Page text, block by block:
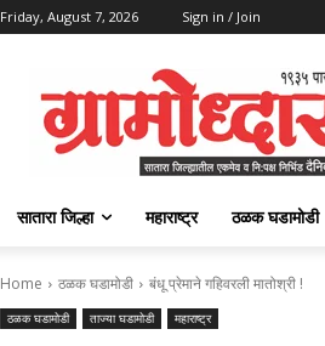
Friday, August 7, 2026 Sign in / Join
सातारा जिल्हा महाराष्ट्र ठळक घडामोडी
Home ठळक घडामोडी बंधू प्रेमाने गहिवरली मातोश्री !
ठळक घडामोडी ताज्या घडामोडी महाराष्ट्र